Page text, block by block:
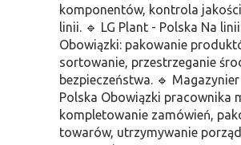
komponentów, kontrola
linii. 🔹 LG Plant - Polska Na
Obowiązki: pakowanie
sortowanie, przestrzeganie
bezpieczeństwa. 🔹
Polska Obowiązki pracownika
kompletowanie zamówień,
towarów, utrzymywanie